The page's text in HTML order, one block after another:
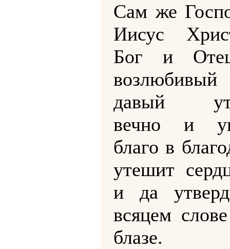
Сам же
Иисус
Бог и
давый
вечно и
благо в
утешит
и да
всяцем
блазе.